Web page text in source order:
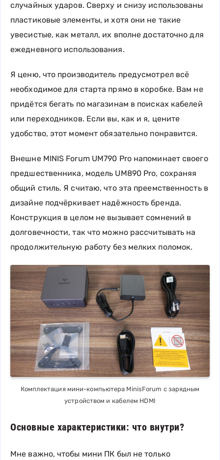
случайных ударов. Сверху и снизу использованы
пластиковые элементы, и хотя они не такие
увесистые, как металл, их вполне достаточно для
ежедневного использования.
Я ценю, что производитель предусмотрел всё
необходимое для старта прямо в коробке. Вам не
придётся бегать по магазинам в поисках кабелей
или переходников. Если вы, как и я, цените
удобство, этот момент обязательно понравится.
Внешне MINIS Forum UM790 Pro напоминает своего
предшественника, модель UM890 Pro, сохраняя
общий стиль. Я считаю, что эта преемственность в
дизайне подчёркивает надёжность бренда.
Конструкция в целом не вызывает сомнений в
долговечности, так что можно рассчитывать на
продолжительную работу без мелких поломок.
Комплектация мини-компьютера MinisForum с зарядным
устройством и кабелем HDMI
Основные характеристики: что внутри?
Мне важно, чтобы мини ПК был не только